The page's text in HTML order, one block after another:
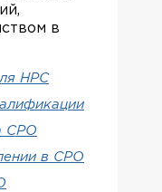
в
НРС
СРО
в СРО